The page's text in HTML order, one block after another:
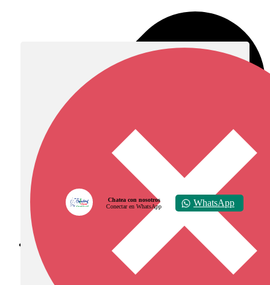
Diócesis de Zipaquirá
Chatea con nosotros
Conectar en WhatsApp
WhatsApp